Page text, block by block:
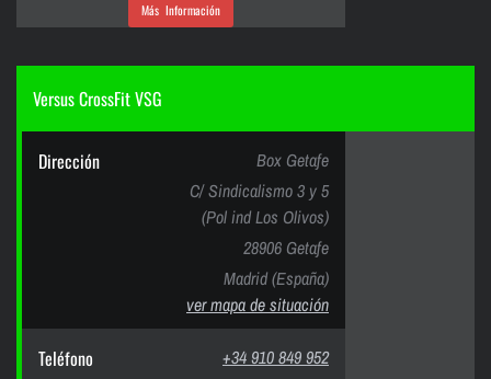
Más Información
Versus CrossFit VSG
Dirección
Box Getafe
C/ Sindicalismo 3 y 5
(Pol ind Los Olivos)
28906 Getafe
Madrid (España)
ver mapa de situación
Teléfono +34 910 849 952